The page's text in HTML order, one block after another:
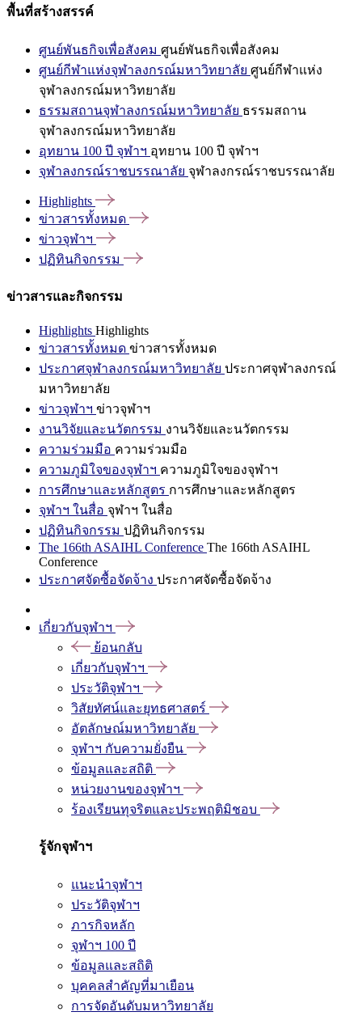
พื้นที่สร้างสรรค์
ศูนย์พันธกิจเพื่อสังคม ศูนย์พันธกิจเพื่อสังคม
ศูนย์กีฬาแห่งจุฬาลงกรณ์มหาวิทยาลัย ศูนย์กีฬาแห่ง
จุฬาลงกรณ์มหาวิทยาลัย
ธรรมสถานจุฬาลงกรณ์มหาวิทยาลัย ธรรมสถาน
จุฬาลงกรณ์มหาวิทยาลัย
อุทยาน 100 ปี จุฬาฯ อุทยาน 100 ปี จุฬาฯ
จุฬาลงกรณ์ราชบรรณาลัย จุฬาลงกรณ์ราชบรรณาลัย
Highlights
ข่าวสารทั้งหมด
ข่าวจุฬาฯ
ปฏิทินกิจกรรม
ข่าวสารและกิจกรรม
Highlights Highlights
ข่าวสารทั้งหมด ข่าวสารทั้งหมด
ประกาศจุฬาลงกรณ์มหาวิทยาลัย ประกาศจุฬาลงกรณ์
มหาวิทยาลัย
ข่าวจุฬาฯ ข่าวจุฬาฯ
งานวิจัยและนวัตกรรม งานวิจัยและนวัตกรรม
ความร่วมมือ ความร่วมมือ
ความภูมิใจของจุฬาฯ ความภูมิใจของจุฬาฯ
การศึกษาและหลักสูตร การศึกษาและหลักสูตร
จุฬาฯ ในสื่อ จุฬาฯ ในสื่อ
ปฏิทินกิจกรรม ปฏิทินกิจกรรม
The 166th ASAIHL Conference The 166th ASAIHL
Conference
ประกาศจัดซื้อจัดจ้าง ประกาศจัดซื้อจัดจ้าง
เกี่ยวกับจุฬาฯ
ย้อนกลับ
เกี่ยวกับจุฬาฯ
ประวัติจุฬาฯ
วิสัยทัศน์และยุทธศาสตร์
อัตลักษณ์มหาวิทยาลัย
จุฬาฯ กับความยั่งยืน
ข้อมูลและสถิติ
หน่วยงานของจุฬาฯ
ร้องเรียนทุจริตและประพฤติมิชอบ
รู้จักจุฬาฯ
แนะนำจุฬาฯ
ประวัติจุฬาฯ
ภารกิจหลัก
จุฬาฯ 100 ปี
ข้อมูลและสถิติ
บุคคลสำคัญที่มาเยือน
การจัดอันดับมหาวิทยาลัย